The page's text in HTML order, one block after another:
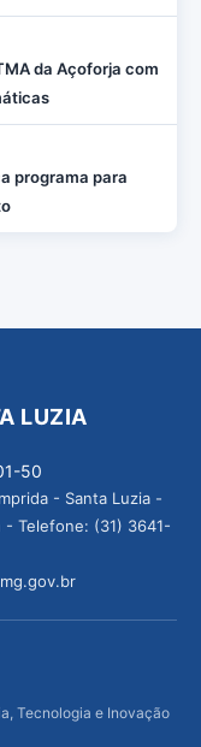
da Açoforja com
programa para
LUZIA
50
- Santa Luzia -
- Telefone: (31) 3641-
Tecnologia e Inovação